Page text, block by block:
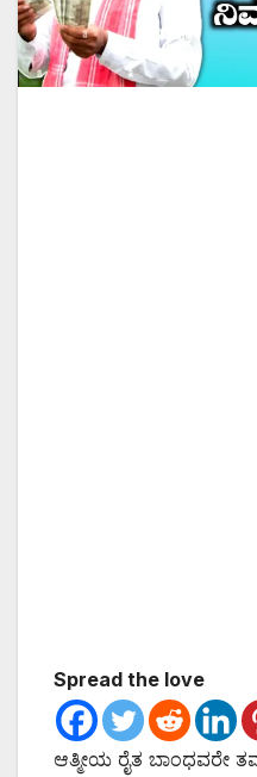
Spread the love
ಆತ್ಮೀಯ ರೈತ ಬಾಂಧವರೇ